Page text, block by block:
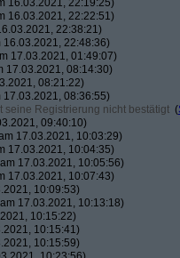
16.03.2021, 22:19:25)
16.03.2021, 22:22:51)
22:38:21)
16.03.2021, 22:48:36)
17.03.2021, 01:49:07)
17.03.2021, 08:14:30)
08:21:22)
17.03.2021, 08:36:55)
seine Registrierung nicht bestätigt (
09:40:10)
17.03.2021, 10:03:29)
17.03.2021, 10:04:35)
am 17.03.2021, 10:05:56)
17.03.2021, 10:07:43)
10:09:53)
am 17.03.2021, 10:13:18)
10:15:22)
10:15:41)
10:15:59)